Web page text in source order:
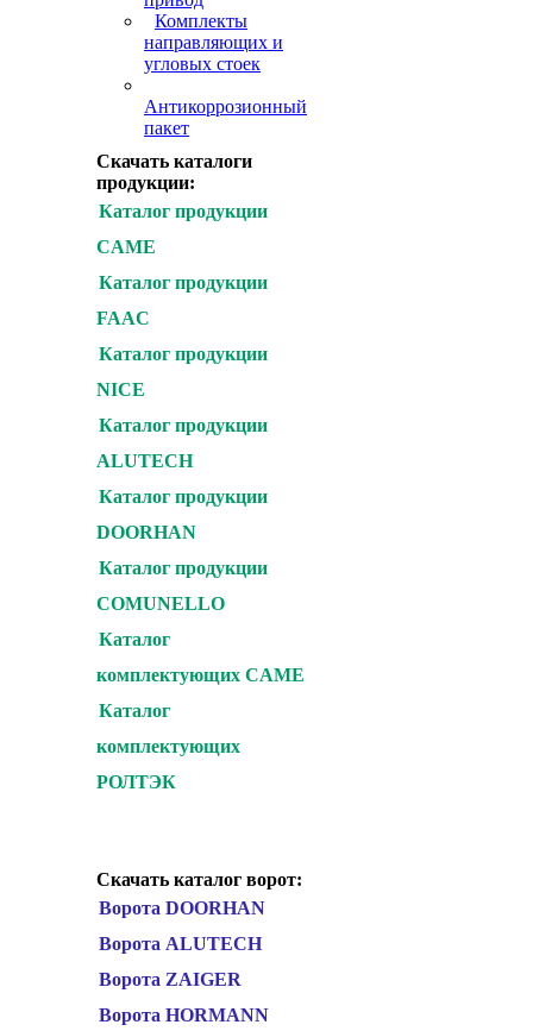
Комплекты
направляющих и
угловых стоек
Антикоррозионный
пакет
Скачать каталоги
продукции:
Каталог продукции
CAME
Каталог продукции
FAAC
Каталог продукции
NICE
Каталог продукции
ALUTECH
Каталог продукции
DOORHAN
Каталог продукции
COMUNELLO
Каталог
комплектующих CAME
Каталог
комплектующих
РОЛТЭК
Скачать каталог ворот:
Ворота DOORHAN
Ворота ALUTECH
Ворота ZAIGER
Ворота HORMANN